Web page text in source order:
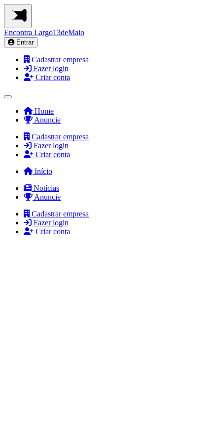
Encontra Largo13deMaio
Entrar
Cadastrar empresa
Fazer login
Criar conta
Home
Anuncie
Cadastrar empresa
Fazer login
Criar conta
Início
Notícias
Anuncie
Cadastrar empresa
Fazer login
Criar conta